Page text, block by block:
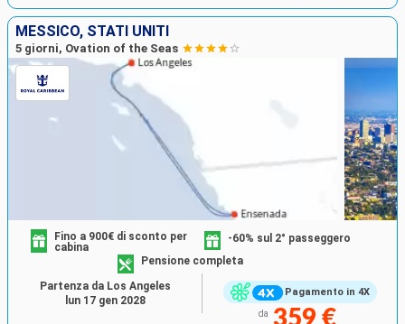
MESSICO, STATI UNITI
5 giorni, Ovation of the Seas
Pagamento in 4X
Fino a 900€ di sconto per
cabina
-60% sul 2° passeggero
Pensione completa
da 359 €
Partenza da Los Angeles
lun 17 gen 2028